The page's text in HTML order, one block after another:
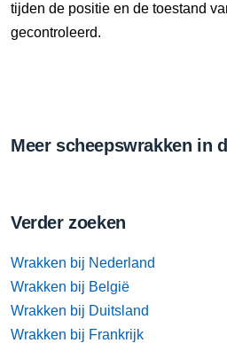
tijden de positie en de toestand
gecontroleerd.
Meer scheepswrakken in
Verder zoeken
Wrakken bij Nederland
Wrakken bij België
Wrakken bij Duitsland
Wrakken bij Frankrijk